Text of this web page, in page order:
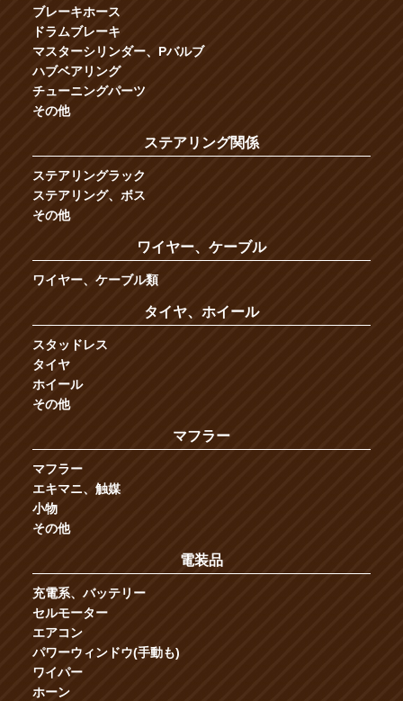
ブレーキホース
ドラムブレーキ
マスターシリンダー、Pバルブ
ハブベアリング
チューニングパーツ
その他
ステアリング関係
ステアリングラック
ステアリング、ボス
その他
ワイヤー、ケーブル
ワイヤー、ケーブル類
タイヤ、ホイール
スタッドレス
タイヤ
ホイール
その他
マフラー
マフラー
エキマニ、触媒
小物
その他
電装品
充電系、バッテリー
セルモーター
エアコン
パワーウィンドウ(手動も)
ワイパー
ホーン